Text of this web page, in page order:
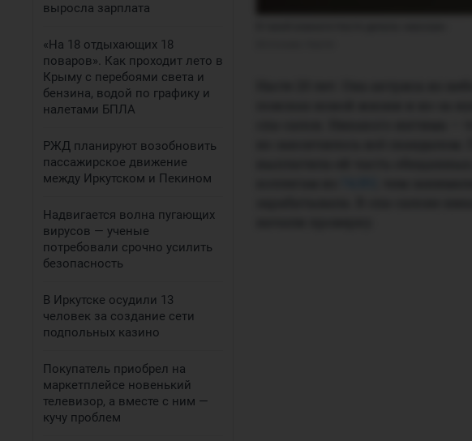
выросла зарплата
«На 18 отдыхающих 18
поваров». Как проходит лето в
Крыму с перебоями света и
бензина, водой по графику и
налетами БПЛА
РЖД планируют возобновить
пассажирское движение
между Иркутском и Пекином
Надвигается волна пугающих
вирусов — ученые
потребовали срочно усилить
безопасность
В Иркутске осудили 13
человек за создание сети
подпольных казино
Покупатель приобрел на
маркетплейсе новенький
телевизор, а вместе с ним —
кучу проблем